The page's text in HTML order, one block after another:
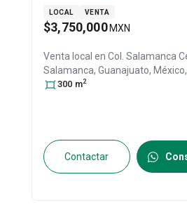
LOCAL VENTA
$3,750,000 MXN
Venta local en Col. Salamanca
Salamanca, Guanajuato, México
36700, ID:
300 m2
Contactar